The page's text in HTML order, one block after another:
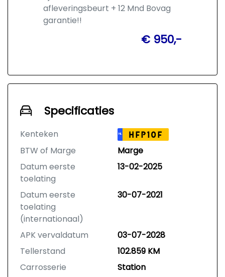
afleveringsbeurt + 12 Mnd Bovag
garantie!!
€ 950,-
Specificaties
Kenteken NL HFP10F
BTW of Marge
Marge
Datum eerste
toelating
13-02-2025
Datum eerste
toelating
(internationaal)
30-07-2021
APK vervaldatum
03-07-2028
Tellerstand
102.859 KM
Carrosserie
Station